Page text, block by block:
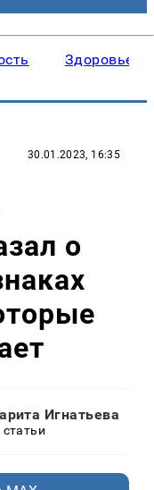
Здоровье
30.01.2023, 16:35
о
Игнатьева